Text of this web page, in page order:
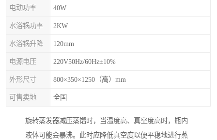
电动功率 40W
水浴锅功率 2KW
水浴锅升降 120mm
电源电压 220V50Hz/60Hz±10%
外形尺寸 800×350×1250（高）mm
可售卖地 全国
旋转蒸发器减压蒸馏时，当温度高、真空度高时，瓶内
液体可能会暴沸。此时应降低真空度以便平稳地进行蒸